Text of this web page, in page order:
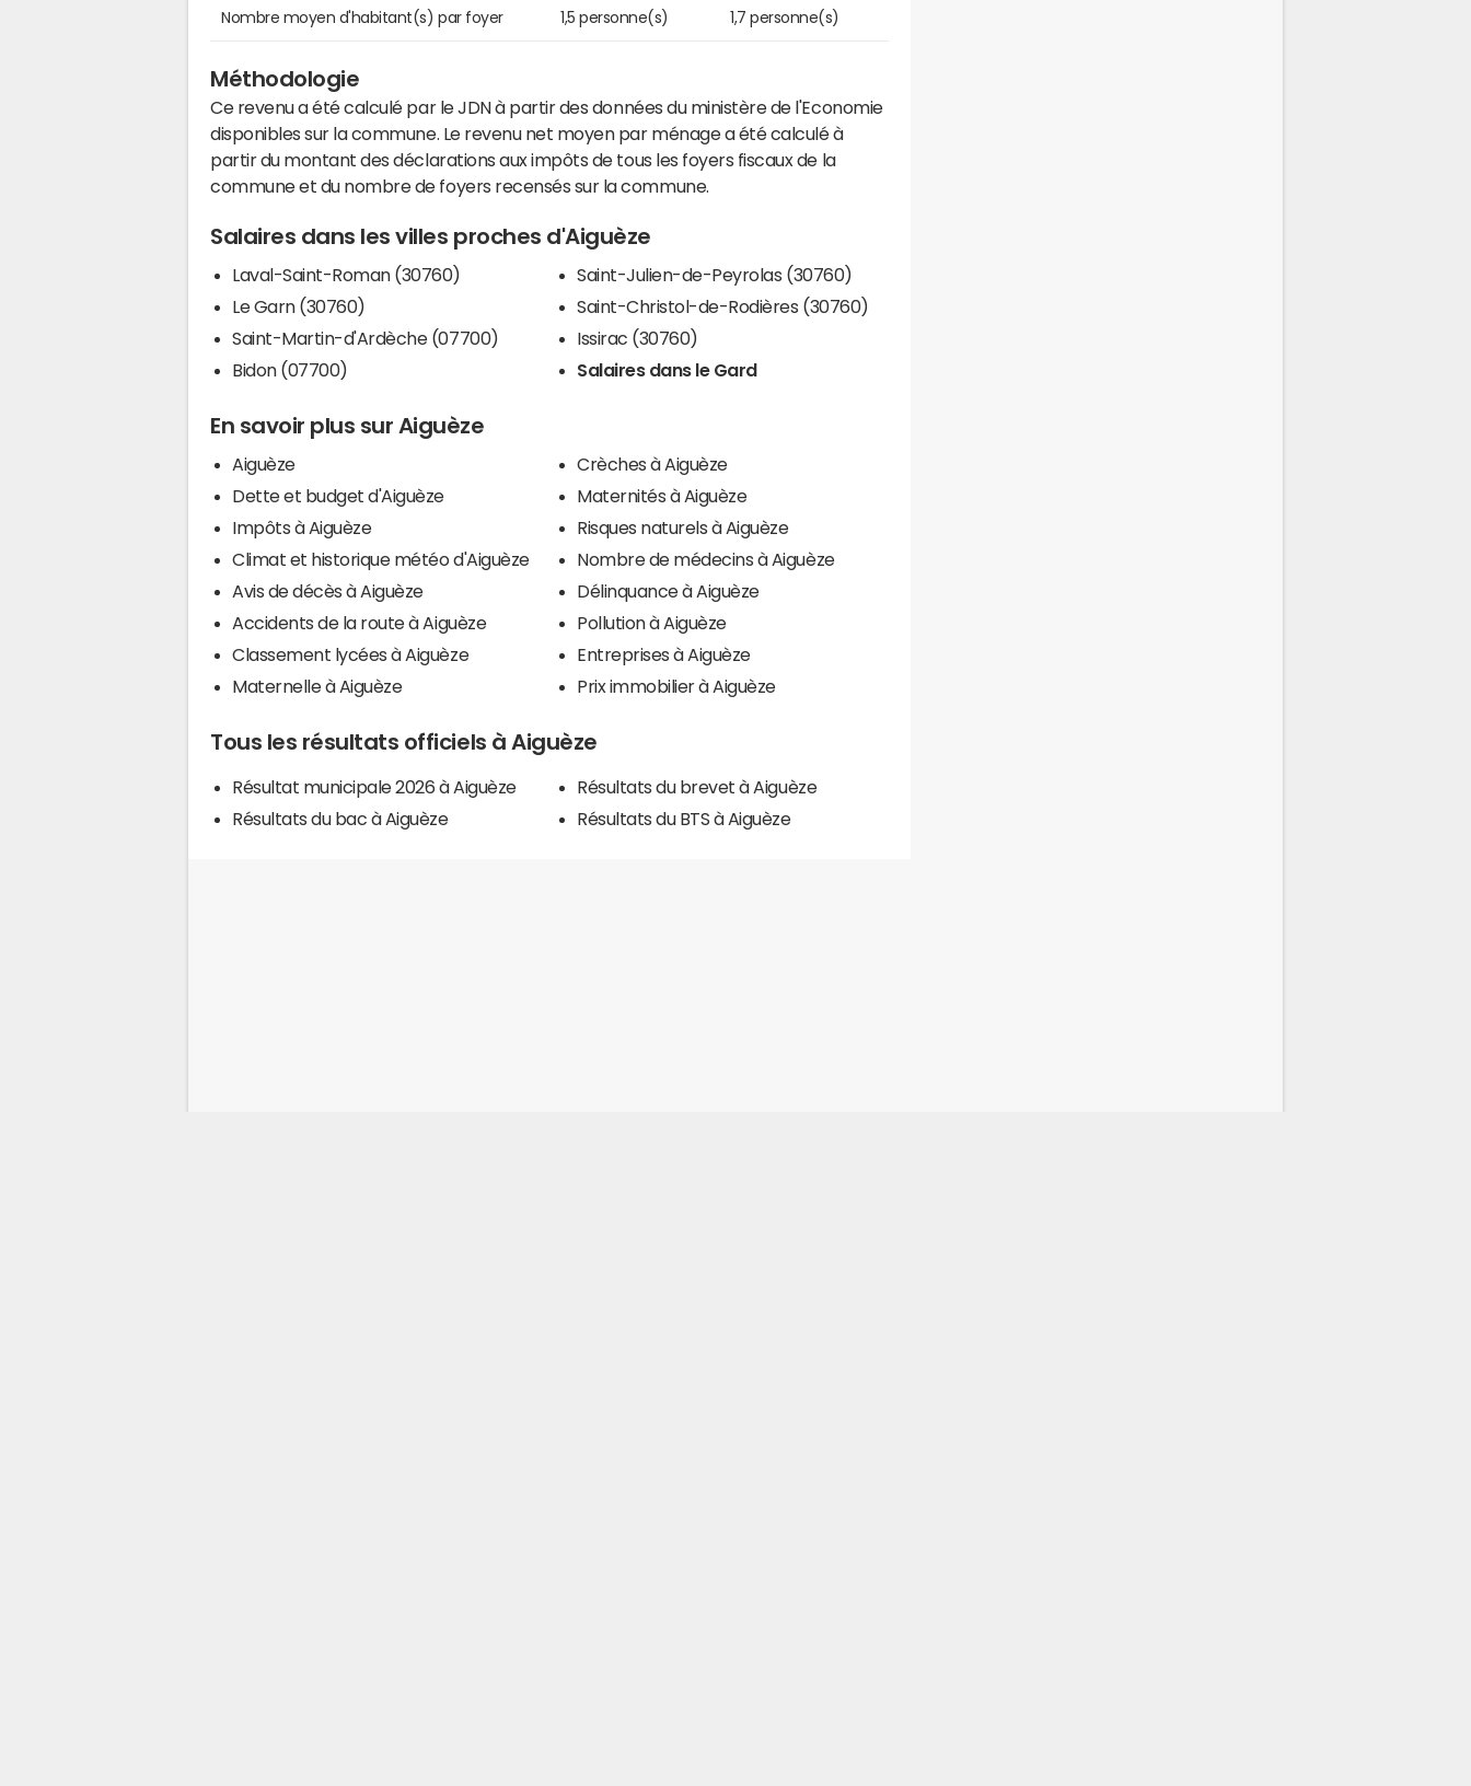
Nombre moyen d'habitant(s) par foyer 1,5 personne(s) 1,7 personne(s)
Méthodologie
Ce revenu a été calculé par le JDN à partir des données du ministère de l'Economie
disponibles sur la commune. Le revenu net moyen par ménage a été calculé à
partir du montant des déclarations aux impôts de tous les foyers fiscaux de la
commune et du nombre de foyers recensés sur la commune.
Salaires dans les villes proches d'Aiguèze
Laval-Saint-Roman (30760)
Le Garn (30760)
Saint-Martin-d'Ardèche (07700)
Bidon (07700)
Saint-Julien-de-Peyrolas (30760)
Saint-Christol-de-Rodières (30760)
Issirac (30760)
Salaires dans le Gard
En savoir plus sur Aiguèze
Aiguèze
Dette et budget d'Aiguèze
Impôts à Aiguèze
Climat et historique météo d'Aiguèze
Avis de décès à Aiguèze
Accidents de la route à Aiguèze
Classement lycées à Aiguèze
Maternelle à Aiguèze
Crèches à Aiguèze
Maternités à Aiguèze
Risques naturels à Aiguèze
Nombre de médecins à Aiguèze
Délinquance à Aiguèze
Pollution à Aiguèze
Entreprises à Aiguèze
Prix immobilier à Aiguèze
Tous les résultats officiels à Aiguèze
Résultat municipale 2026 à Aiguèze
Résultats du bac à Aiguèze
Résultats du brevet à Aiguèze
Résultats du BTS à Aiguèze